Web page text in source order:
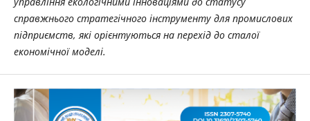
справжнього стратегічного інструменту для промислових
підприємств, які орієнтуються на перехід до сталої
економічної моделі.